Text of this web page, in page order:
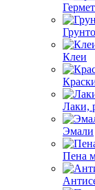
Клеи
Лаки,
Эмали
Пена